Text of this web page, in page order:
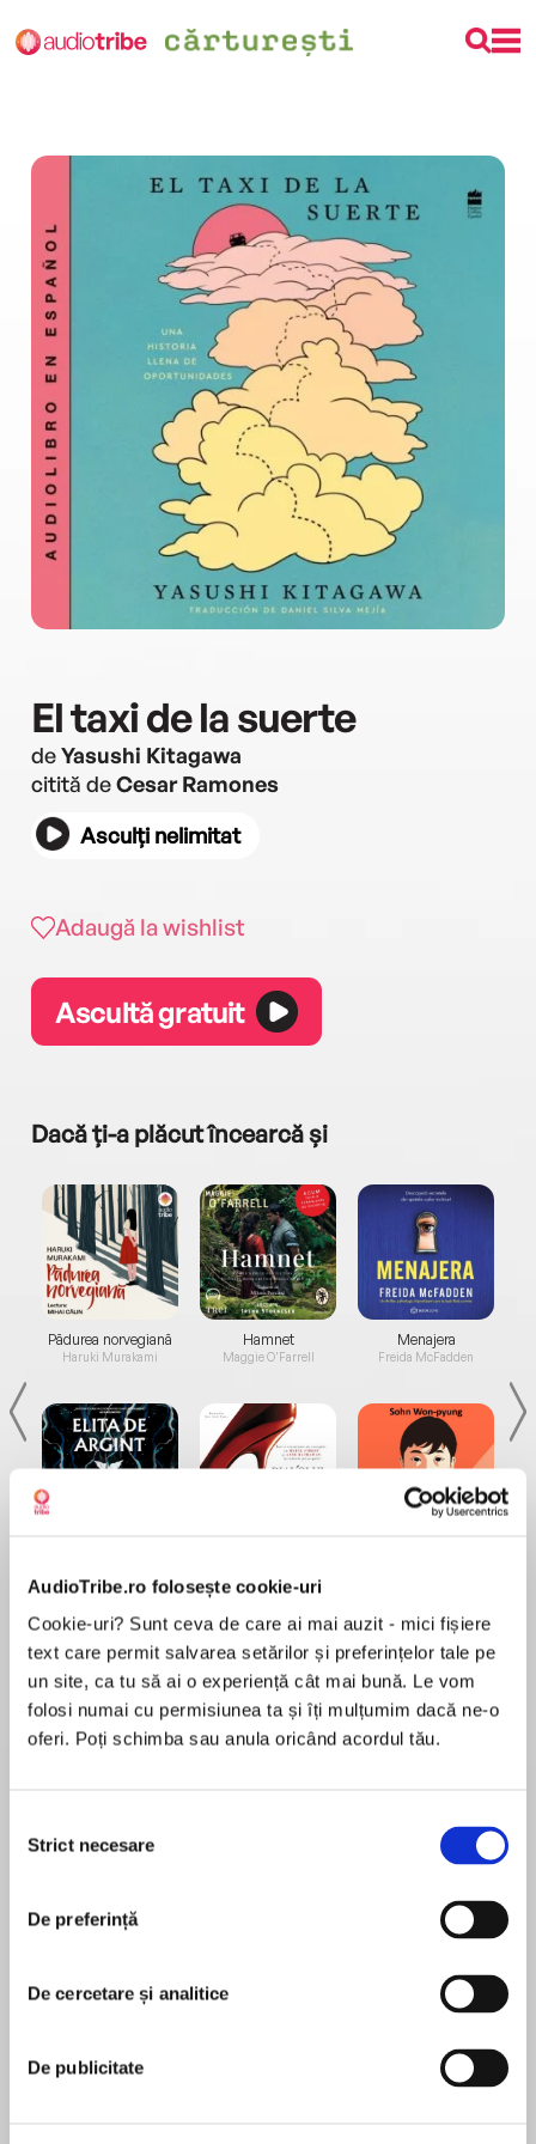
AudioTribe.ro folosește cookie-uri
Cookie-uri? Sunt ceva de care ai mai auzit - mici fișiere
text care permit salvarea setărilor și preferințelor tale pe
un site, ca tu să ai o experiență cât mai bună. Le vom
folosi numai cu permisiunea ta și îți mulțumim dacă ne-o
oferi. Poți schimba sau anula oricând acordul tău.
consimțământului
Strict necesare
De preferință
De cercetare și analitice
De publicitate
El taxi de la suerte
deYasushi Kitagawa
citită deCesar Ramones
Asculți nelimitat
Adaugă la wishlist
Ascultă gratuit
Dacă ți-a plăcut încearcă și
Pădurea norvegiană
Haruki Murakami
de...
Dani Francis
Hamnet
Maggie O'Farrell
la...
Lauren Weisberger
Menajera
Freida McFadden
Desprecarte
La inspiradora novela que ha transformado la
más desafortunado de todo Japón: lleva años
sin un trabajo fijo y el dinero apenas le alcanza,
su matrimonio pasa por un mal momento y su
hija adolescente se niega a volver a la escuela.
În acest moment nu există recenzii
Yasushi Kitagawa
Yasushi Kitagawa was born in Tokyo and raised in
Saijo City in Ehime Prefecture. He graduated from